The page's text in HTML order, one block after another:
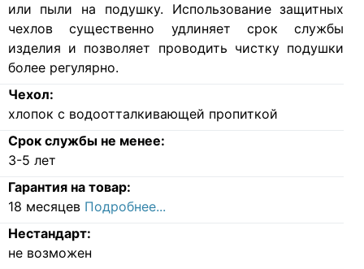
или пыли на подушку. Использование защитных
чехлов существенно удлиняет срок службы
изделия и позволяет проводить чистку подушки
более регулярно.
Чехол:
хлопок с водоотталкивающей пропиткой
Срок службы не менее:
3-5 лет
Гарантия на товар:
18 месяцев Подробнее...
Нестандарт:
не возможен